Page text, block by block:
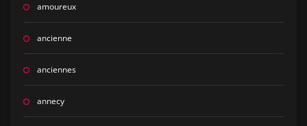
amoureux
ancienne
anciennes
annecy